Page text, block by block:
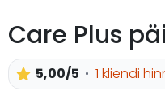
Care Plus
5,00/5
1 kliendi